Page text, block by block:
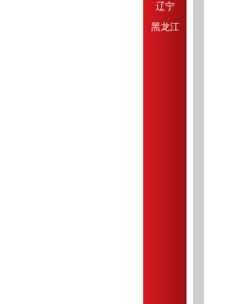
辽宁
黑龙江